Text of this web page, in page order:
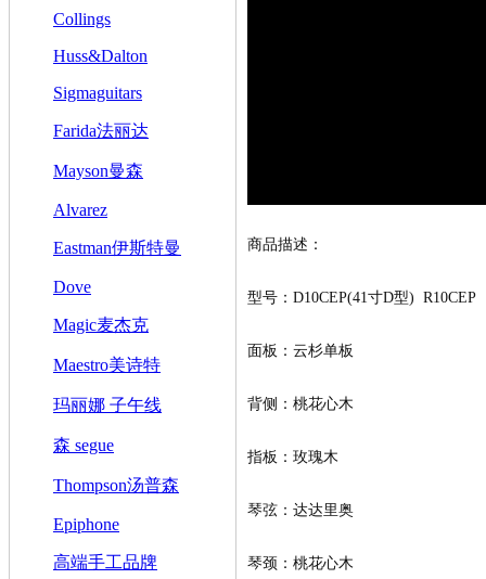
Collings
Huss&Dalton
Sigmaguitars
Farida法丽达
Mayson曼森
Alvarez
Eastman伊斯特曼
Dove
Magic麦杰克
Maestro美诗特
玛丽娜 子午线
森 segue
Thompson汤普森
Epiphone
高端手工品牌
商品描述 ：
型号：D10CEP(41寸D型) R10CEP
面板：云杉单板
背侧：桃花心木
指板：玫瑰木
琴弦：达达里奥
琴颈：桃花心木